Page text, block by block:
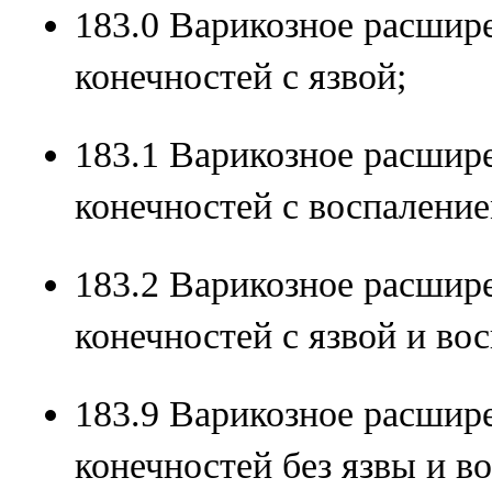
183.0 Варикозное
конечностей с язвой;
183.1 Варикозное
конечностей с
183.2 Варикозное
конечностей с язвой и
183.9 Варикозное
конечностей без язвы и